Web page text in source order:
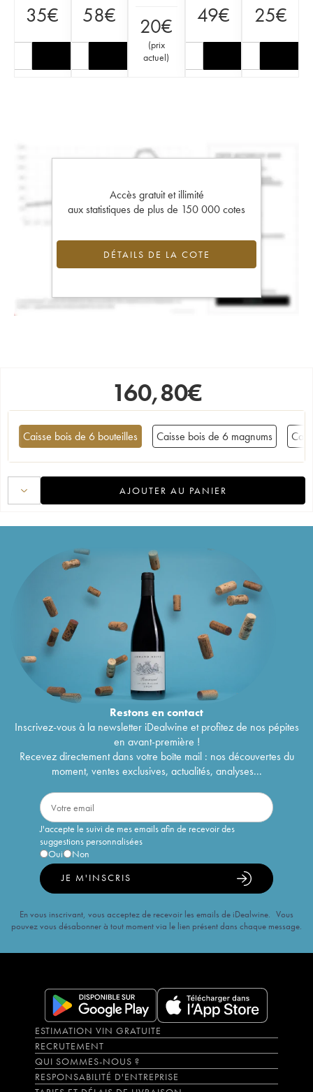
35€ 58€ 20€
(prix
actuel)
49€ 25€
Accès gratuit et illimité
aux statistiques de plus de 150 000 cotes
DÉTAILS DE LA COTE
160,80€
Caisse bois de 6 bouteilles Caisse bois de 6 magnums
AJOUTER AU PANIER
Restons encontact
Inscrivez-vous à la newsletter iDealwine et profitez de nos pépites
en avant-première !
Recevez directement dans votre boîte mail : nos découvertes du
moment, ventes exclusives, actualités, analyses...
J'accepte le suivi de mes emails afin de recevoir des
suggestions personnalisées
Oui
Non
JE M'INSCRIS
En vous inscrivant, vous acceptez de recevoir les emails de iDealwine. Vous
pouvez vous désabonner à tout moment via le lien présent dans chaque message.
ESTIMATION VIN GRATUITE
RECRUTEMENT
QUI SOMMES-NOUS ?
RESPONSABILITÉ D'ENTREPRISE